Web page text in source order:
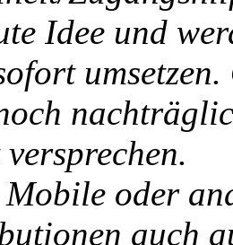
Idee und
oder
auch